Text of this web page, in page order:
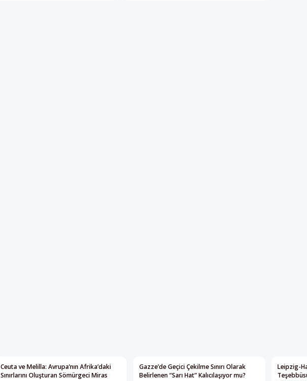
Ceuta ve Melilla: Avrupa’nın Afrika’daki
Sınırlarını Oluşturan Sömürgeci Miras
Gazze’de Geçici Çekilme Sınırı Olarak
Belirlenen “Sarı Hat” Kalıcılaşıyor mu?
Leipzig-